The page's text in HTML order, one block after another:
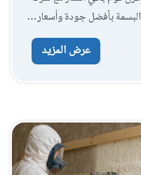
البسمة بأفضل جودة وأسعار…
عرض المزيد